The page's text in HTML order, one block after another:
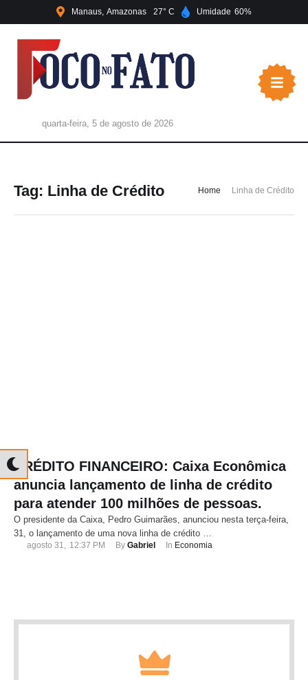
Manaus Amazonas 27 Umidade 60
quarta-feira, 5 de agosto de 2026
Tag: Linha de Crédito Home Linha de Crédito
CRÉDITO FINANCEIRO: Caixa Econômica
anuncia lançamento de linha de crédito
para atender 100 milhões de pessoas.
O presidente da Caixa, Pedro Guimarães, anunciou nesta terça-feira,
31, o lançamento de uma nova linha de crédito …
agosto 31, 12:37 PM By Gabriel In Economia